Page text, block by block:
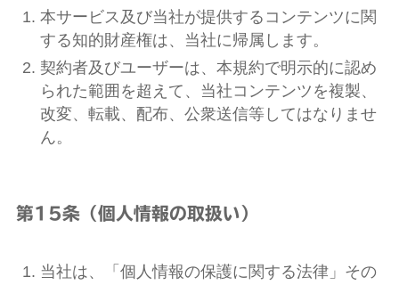
本サービス及び当社が提供するコンテンツに関
する知的財産権は、当社に帰属します。
契約者及びユーザーは、本規約で明示的に認め
られた範囲を超えて、当社コンテンツを複製、
改変、転載、配布、公衆送信等してはなりませ
ん。
第15条（個人情報の取扱い）
当社は、「個人情報の保護に関する法律」その